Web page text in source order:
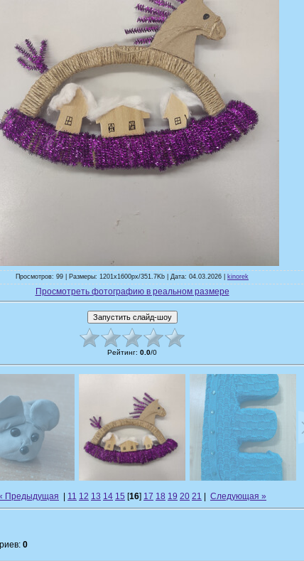
Просмотров: 99 | Размеры: 1201x1600px/351.7Kb | Дата: 04.03.2026 | kinorek
Просмотреть фотографию в реальном размере
Рейтинг: 0.0/0
Предыдущая 11 12 13 14 15 [16] 17 18 19 20 21 Следующая »
0